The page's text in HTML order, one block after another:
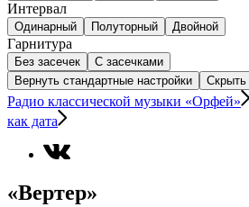
Интервал
Одинарный Полуторный Двойной
Гарнитура
Без засечек
С засечками
Вернуть стандартные настройки
Скрыть
Радио классической музыки «Орфей»
как дата
«Вертер»